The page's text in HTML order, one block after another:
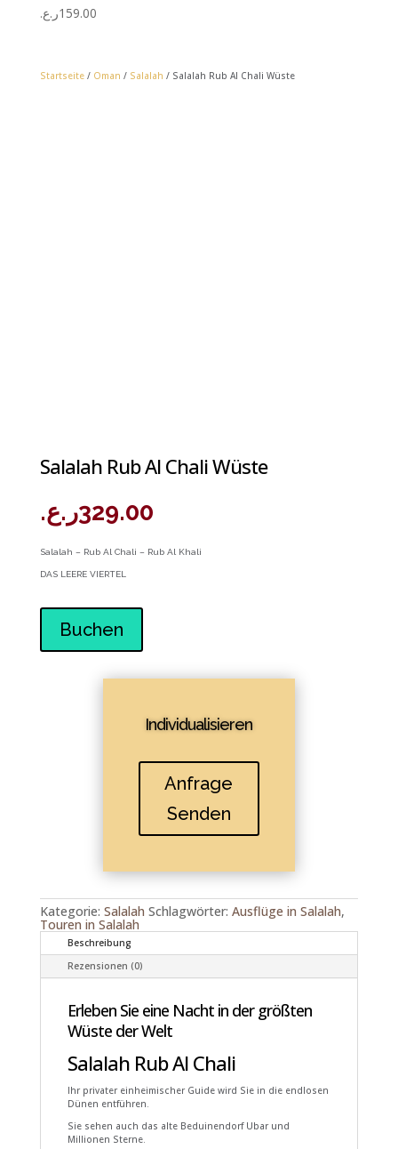
159.00ر.ع.
Startseite/ Oman / Salalah / Salalah Rub Al Chali Wüste
Salalah Rub Al Chali Wüste
329.00ر.ع.
Salalah – Rub Al Chali – Rub Al Khali
DAS LEERE VIERTEL
Buchen
Individualisieren
Anfrage
Senden
Kategorie: Salalah Schlagwörter: Ausflüge in Salalah,
Touren in Salalah
Beschreibung
Rezensionen (0)
Erleben Sie eine Nacht in der größten
Wüste der Welt
Salalah Rub Al Chali
Ihr privater einheimischer Guide wird Sie in die endlosen
Dünen entführen.
Sie sehen auch das alte Beduinendorf Ubar und
Millionen Sterne.